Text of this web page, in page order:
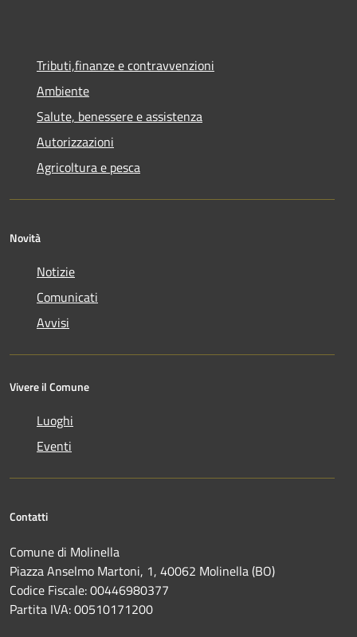
Tributi,finanze e contravvenzioni
Ambiente
Salute, benessere e assistenza
Autorizzazioni
Agricoltura e pesca
Novità
Notizie
Comunicati
Avvisi
Vivere il Comune
Luoghi
Eventi
Contatti
Comune di Molinella
Piazza Anselmo Martoni, 1, 40062 Molinella (BO)
Codice Fiscale: 00446980377
Partita IVA: 00510171200